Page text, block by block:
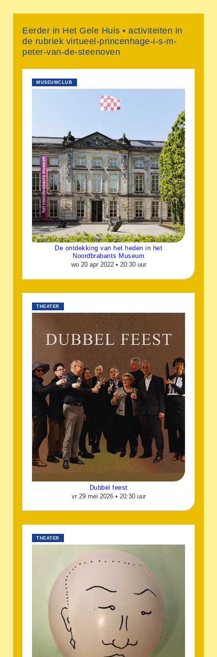
Eerder in Het Gele Huis • activiteiten in
de rubriek virtueel-princenhage-i-s-m-
peter-van-de-steenoven
MUSEUMCLUB
De ontdekking van het heden in het
Noordbrabants Museum
wo 20 apr 2022 • 20:30 uur
THEATER
Dubbel feest
vr 29 mei 2026 • 20:30 uur
THEATER